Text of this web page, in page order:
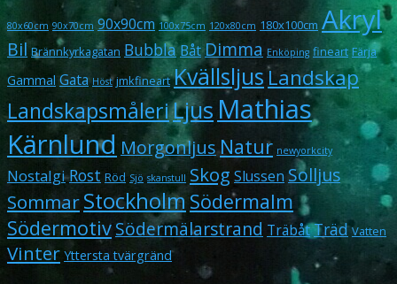
80x60cm 90x70cm 90x90cm 100x75cm 120x80cm 180x100cm Akryl
Bil Brännkyrkagatan Bubbla Båt Dimma Enköping fineart Färja
Gammal Gata Höst jmkfineart KvällsljusLandskap
LandskapsmåleriLjus Mathias
Kärnlund MorgonljusNatur newyorkcity
NostalgiRost Röd Sjö skanstull Skog Slussen Solljus
SommarStockholm Södermalm
SödermotivSödermälarstrand TräbåtTräd Vatten
Vinter Yttersta tvärgränd